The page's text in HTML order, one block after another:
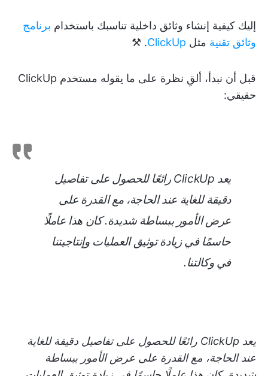
إليك كيفية إنشاء وثائق داخلية تناسبك باستخدام برنامج
وثائق تقنية مثل ClickUp
. ⚒️
قبل أن نبدأ، ألقِ نظرة على ما يقوله مستخدم ClickUp
حقيقي:
يعد ClickUp رائعًا للحصول على تفاصيل
دقيقة للغاية عند الحاجة، مع القدرة على
عرض الأمور ببساطة شديدة. كان هذا عاملًا
حاسمًا في زيادة توثيق العمليات وإنتاجيتنا
في وكالتنا.
يعد ClickUp رائعًا للحصول على تفاصيل دقيقة للغاية
عند الحاجة، مع القدرة على عرض الأمور ببساطة